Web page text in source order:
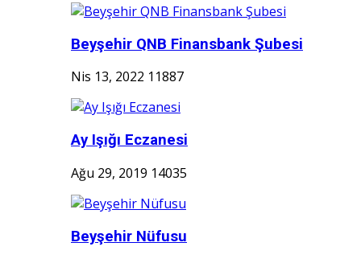
Beyşehir QNB Finansbank Şubesi
Nis 13, 2022 11887
Ay Işığı Eczanesi
Ağu 29, 2019 14035
Beyşehir Nüfusu